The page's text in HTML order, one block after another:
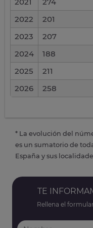
2022
201
2023
207
2024
188
2025
211
2026
258
* La evolución del
es un sumatorio de
España y sus
TE
Rellena el